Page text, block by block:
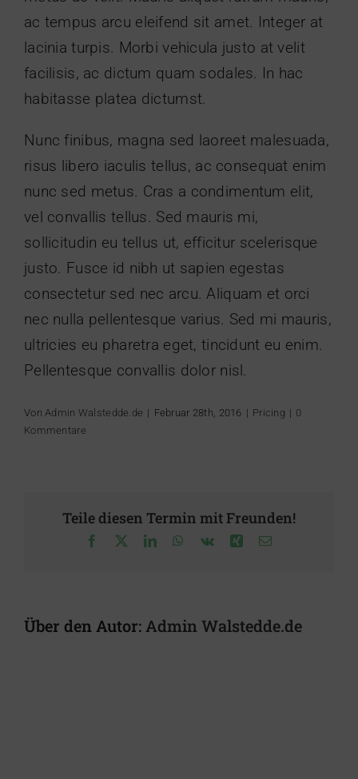
ac tempus arcu eleifend sit amet. Integer at
lacinia turpis. Morbi vehicula justo at velit
facilisis, ac dictum quam sodales. In hac
habitasse platea dictumst.
Nunc finibus, magna sed laoreet malesuada,
risus libero iaculis tellus, ac consequat enim
nunc sed metus. Cras a condimentum elit,
vel convallis tellus. Sed mauris mi,
sollicitudin eu tellus ut, efficitur scelerisque
justo. Fusce id nibh ut sapien egestas
consectetur sed nec arcu. Aliquam et orci
nec nulla pellentesque varius. Sed mi mauris,
ultricies eu pharetra eget, tincidunt eu enim.
Pellentesque convallis dolor nisl.
VonAdmin Walstedde.de | Februar 28th, 2016 | Pricing | 0
Kommentare
Teile diesen Termin mit Freunden!
Facebook LinkedInWhatsApp
Vk XingE-
Über den Autor: Admin Walstedde.de